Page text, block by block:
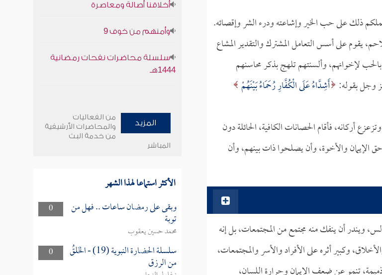
ذلك على حب الخير وإشاعته ودرء الشر وإقصائه.
يقوم على أسس التعامل المشترك والتقدير المشاع
بالحب لإخوانهم، وألسنتهم تلهج بذكر محاسنهم
وجل بقوله: أَشِدَّاءُ عَلَى الْكُفَّارِ رُحَمَاءُ بَيْنَهُمْ
أركانه، فأقام الحصانات الكافية، الحائلة دون
الإيمان والأخوة، وأن يصلحوا ذات بينهم، وأن
ويندر أن ينفك منه مجتمع من المجتمعات، بل إنه
وكبير أثره على الأفراد والأسر والمجتمعات،
أخلاقنا أصالة ومعاصرة
وأمنهم من خوف 9
سلسلة محاضرات نفحات رمضانية
1444هـ
المزيد
من الفعاليات
والمحاضرات الأرشيفية
من خدمة البث
المباشر
الأكثر استماعا لهذا الشهر
0 وبقى على رمضان ساعات .. فهل من
توبة
محمد حسين يعقوب
0
سلسلة الحضارة النبوية (19) - الخَلقُ
من الرزق